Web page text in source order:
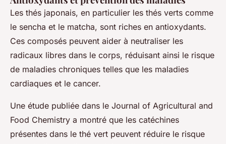
Les thés japonais, en particulier les thés verts comme
le sencha et le matcha, sont riches en antioxydants.
Ces composés peuvent aider à neutraliser les
radicaux libres dans le corps, réduisant ainsi le risque
de maladies chroniques telles que les maladies
cardiaques et le cancer.
Une étude publiée dans le Journal of Agricultural and
Food Chemistry a montré que les catéchines
présentes dans le thé vert peuvent réduire le risque